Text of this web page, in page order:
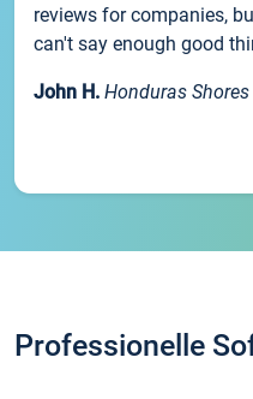
reviews for companies,
can't say enough good
John H. Honduras
Professionelle